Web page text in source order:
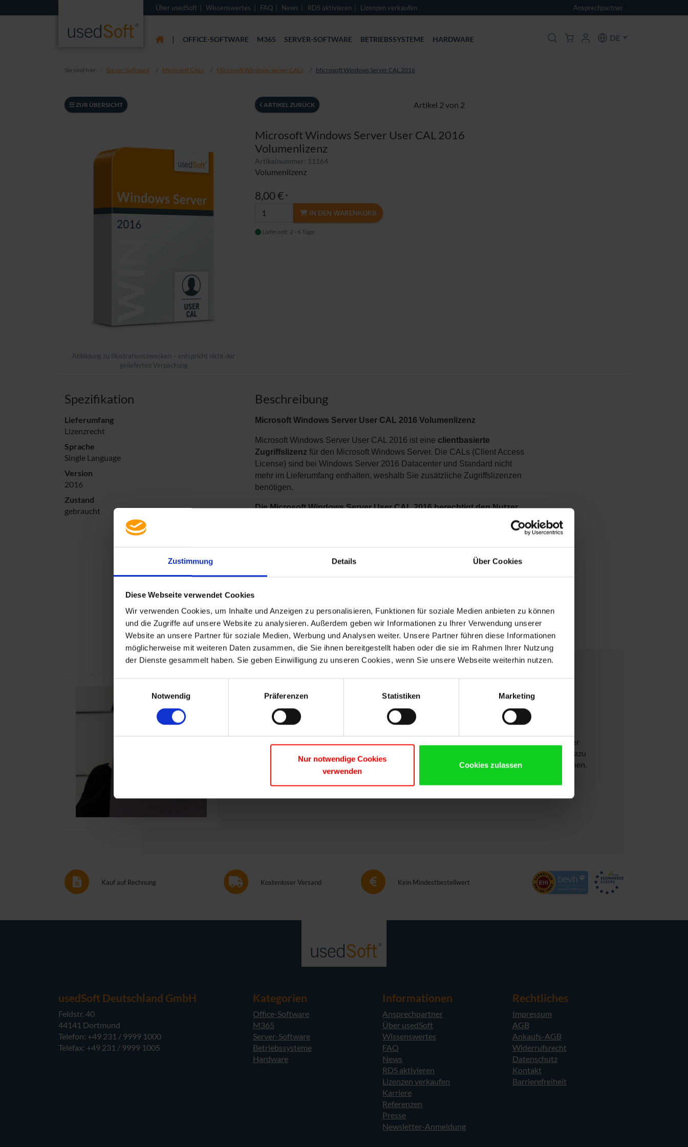
Zustimmung Details Über Cookies
Diese Webseite verwendet Cookies
Wir verwenden Cookies, um Inhalte und Anzeigen zu personalisieren, Funktionen für soziale Medien anbieten zu können
und die Zugriffe auf unsere Website zu analysieren. Außerdem geben wir Informationen zu Ihrer Verwendung unserer
Website an unsere Partner für soziale Medien, Werbung und Analysen weiter. Unsere Partner führen diese Informationen
möglicherweise mit weiteren Daten zusammen, die Sie ihnen bereitgestellt haben oder die sie im Rahmen Ihrer Nutzung
der Dienste gesammelt haben. Sie geben Einwilligung zu unseren Cookies, wenn Sie unsere Webseite weiterhin nutzen.
Notwendig
Präferenzen Statistiken Marketing
Nur notwendige Cookies
verwenden
Cookies zulassen
Über usedSoft Wissenswertes FAQ News RDS aktivieren Lizenzen verkaufen Ansprechpartner
| OFFICE-SOFTWARE M365 SERVER-SOFTWARE BETRIEBSSYSTEME HARDWARE DE
Sie sind hier: Server-Software Microsoft CALs Microsoft Windows Server CALs Microsoft Windows Server CAL 2016
ZUR ÜBERSICHT ARTIKEL ZURÜCK Artikel 2 von 2
Abbildung zu Illustrationszwecken – entspricht nicht der
gelieferten Verpackung
Microsoft Windows Server User CAL 2016
Volumenlizenz
Artikelnummer: 11164
Volumenlizenz
8,00 € *
IN DEN WARENKORB
Lieferzeit: 2 - 6 Tage
Beschreibung
Microsoft Windows Server User CAL 2016 Volumenlizenz
Microsoft Windows Server User CAL 2016 ist eine clientbasierte
Zugriffslizenz für den Microsoft Windows Server. Die CALs (Client Access
License) sind bei Windows Server 2016 Datacenter und Standard nicht
mehr im Lieferumfang enthalten, weshalb Sie zusätzliche Zugriffslizenzen
benötigen.
DieMicrosoftWindows Server User CAL 2016 berechtigt den Nutzer
im Gegensatz zu den Device
abwärtskompatibel(downgradefähig), d.h. sie kann beispielsweise
auch in Kombination mit einem Microsoft Windows Server 2012 betrieben
Spezifikation
Lieferumfang
Lizenzrecht
Sprache
Single Language
Version
2016
Zustand
gebraucht
Produkt woanders günstiger gesehen?
Ihnen liegt ein Angebot vor, das günstiger ist als unseres und von einem seriösen B2B-Anbieter
stammt? Dann sprechen Sie uns an, damit wir den besten Preis für Sie herausholen können! Dazu
brauchen wir lediglich das Angebot, aus dem die Stückzahl und das genaue Produkt hervorgehen.
SCHREIBEN SIE UNS
Kauf auf Rechnung Kostenloser Versand Kein Mindestbestellwert
usedSoft Deutschland GmbH
Feldstr. 40
44141 Dortmund
Telefon: +49 231 / 9999 1000
Telefax: +49 231 / 9999 1005
Kategorien
Office-Software
M365
Server-Software
Betriebssysteme
Hardware
Informationen
Ansprechpartner
Über usedSoft
Wissenswertes
FAQ
News
RDS aktivieren
Lizenzen verkaufen
Karriere
Referenzen
Presse
Newsletter-Anmeldung
Rechtliches
Impressum
AGB
Ankaufs-AGB
Widerrufsrecht
Datenschutz
Kontakt
Barrierefreiheit